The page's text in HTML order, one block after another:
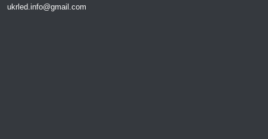
ukrled.info@gmail.com